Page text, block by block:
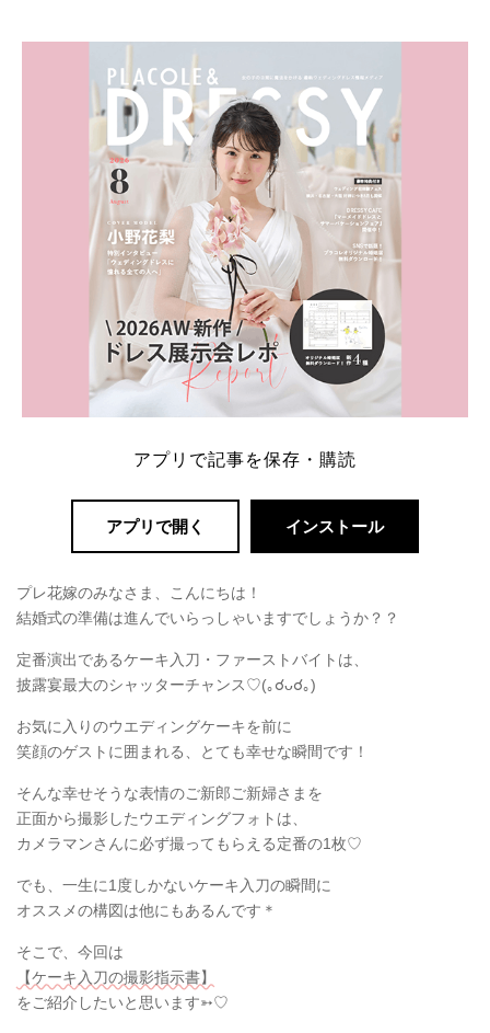
内容：特典金額・条件・応募方法・注意点 「どこが
一番お得？」「プラコレの特典は？」といった疑問も
解決します。 まずは診断で候補を絞れる「ウェディ
ング診断」か、体験型 […]
続きを読む
アプリで記事を保存・購読
アプリで開く インストール
プレ花嫁のみなさま、こんにちは！
結婚式の準備は進んでいらっしゃいますでしょうか？？
定番演出であるケーキ入刀・ファーストバイトは、
披露宴最大のシャッターチャンス♡(｡☌ᴗ☌｡)
お気に入りのウエディングケーキを前に
笑顔のゲストに囲まれる、とても幸せな瞬間です！
そんな幸せそうな表情のご新郎ご新婦さまを
正面から撮影したウエディングフォトは、
カメラマンさんに必ず撮ってもらえる定番の1枚♡
でも、一生に1度しかないケーキ入刀の瞬間に
オススメの構図は他にもあるんです＊
そこで、今回は
【ケーキ入刀の撮影指示書】
をご紹介したいと思います➳♡